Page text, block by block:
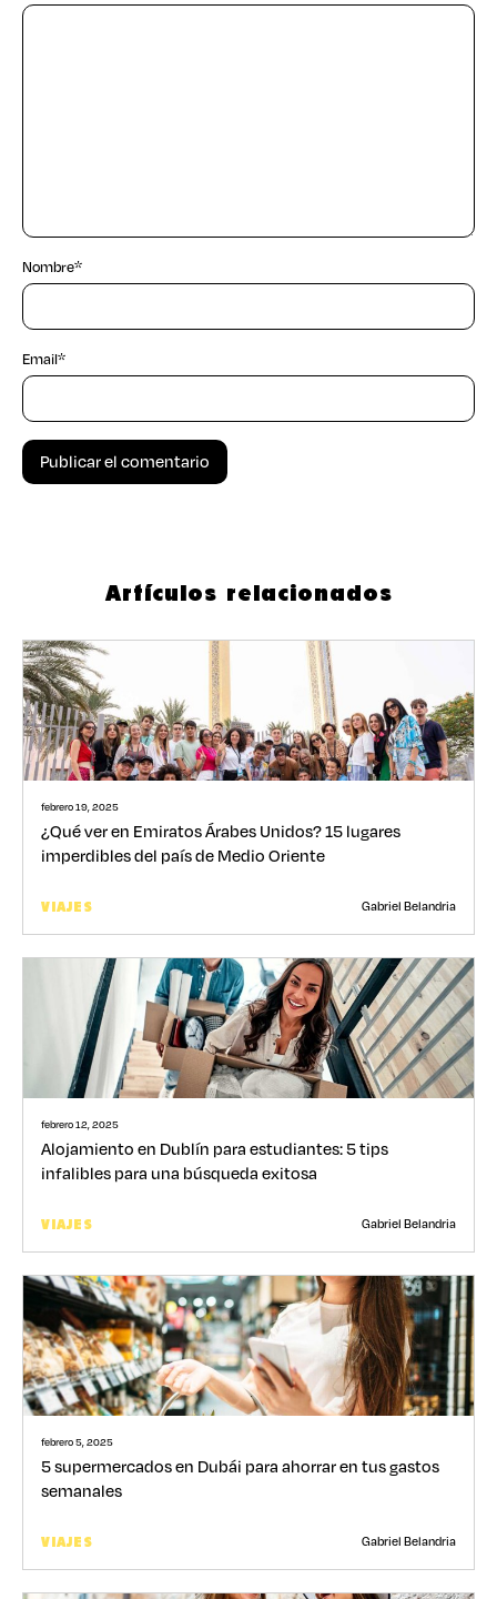
Nombre*
Email*
Artículos relacionados
febrero 19, 2025
¿Qué ver en Emiratos Árabes Unidos? 15 lugares
imperdibles del país de Medio Oriente
VIAJES Gabriel Belandria
febrero 12, 2025
Alojamiento en Dublín para estudiantes: 5 tips
infalibles para una búsqueda exitosa
VIAJES Gabriel Belandria
febrero 5, 2025
5 supermercados en Dubái para ahorrar en tus gastos
semanales
VIAJES Gabriel Belandria